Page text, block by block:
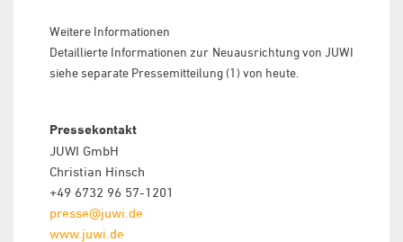
Weitere Informationen
Detaillierte Informationen zur Neuausrichtung von JUWI
siehe separate Pressemitteilung (1) von heute.
Pressekontakt
JUWI GmbH
Christian Hinsch
+49 6732 96 57-1201
presse@juwi.de
www.juwi.de